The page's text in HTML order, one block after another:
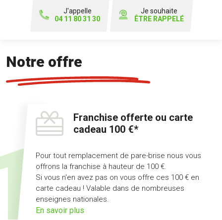
J'appelle
04 11 80 31 30
Je souhaite
ÊTRE RAPPELÉ
Notre offre
Franchise offerte ou carte
cadeau 100 €*
Pour tout remplacement de pare-brise nous vous
offrons la franchise à hauteur de 100 €.
Si vous n'en avez pas on vous offre ces 100 € en
carte cadeau ! Valable dans de nombreuses
enseignes nationales.
En savoir plus